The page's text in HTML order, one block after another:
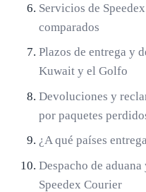
Servicios de
comparados
Plazos de entrega y
Kuwait y el Golfo
Devoluciones y
por paquetes
¿A qué países
Despacho de
Speedex Courier